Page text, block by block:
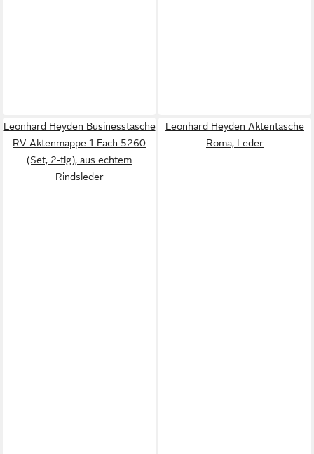
Leonhard Heyden Businesstasche
RV-Aktenmappe 1 Fach 5260
(Set, 2-tlg), aus echtem
Rindsleder
Leonhard Heyden Aktentasche
Roma, Leder